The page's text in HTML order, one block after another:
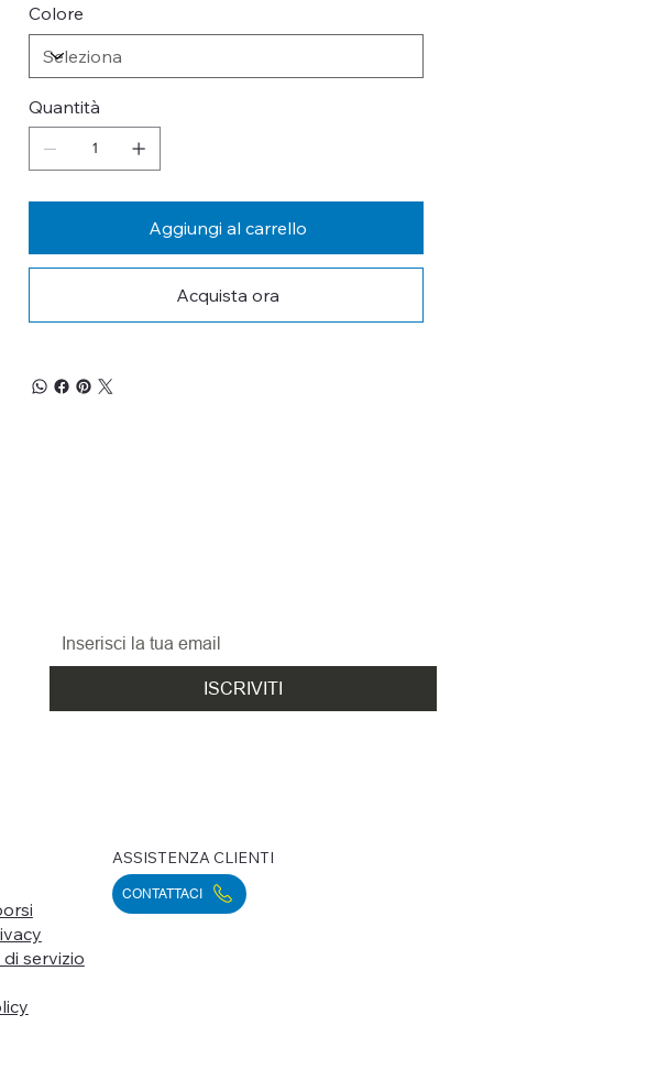
Colore
Quantità
Aggiungi al carrello
Acquista ora
ISCRIVITI
servizio
ASSISTENZA CLIENTI
CONTATTACI